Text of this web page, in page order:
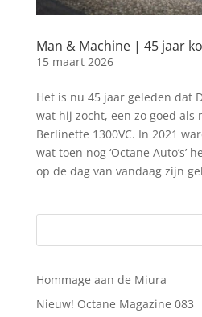
Man & Machine | 45 jaar
15 maart 2026
Het is nu 45 jaar geleden dat
wat hij zocht, een zo goed als
Berlinette 1300VC. In 2021
wat toen nog ‘Octane Auto’s’
op de dag van vandaag zijn
Hommage aan de Miura
Nieuw! Octane Magazine 083